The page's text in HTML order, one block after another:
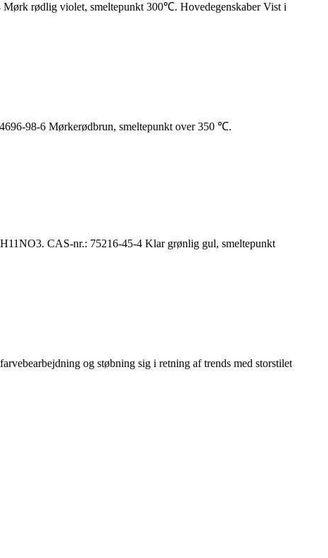
rødlig violet, smeltepunkt 300℃. Hovedegenskaber Vist i
98-6 Mørkerødbrun, smeltepunkt over 350 ℃.
CAS-nr.: 75216-45-4 Klar grønlig gul, smeltepunkt
og støbning sig i retning af trends med storstilet